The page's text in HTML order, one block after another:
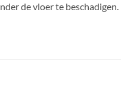
de vloer te